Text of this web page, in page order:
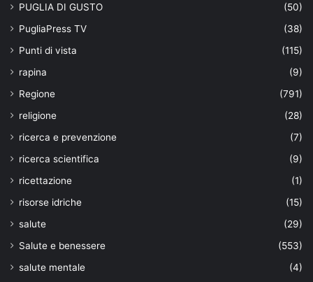
PUGLIA DI GUSTO
(50)
PugliaPress TV
(38)
Punti di vista
(115)
rapina
(9)
Regione
(791)
religione
(28)
ricerca e prevenzione
(7)
ricerca scientifica
(9)
ricettazione
(1)
risorse idriche
(15)
salute
(29)
Salute e benessere
(553)
salute mentale
(4)